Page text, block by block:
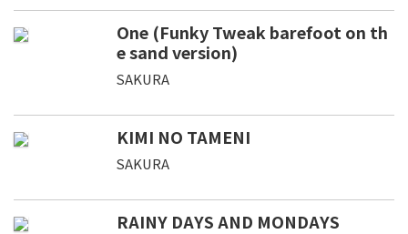
One (Funky Tweak barefoot on th
e sand version)
SAKURA
KIMI NO TAMENI
SAKURA
RAINY DAYS AND MONDAYS